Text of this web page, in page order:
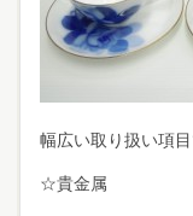
幅広い取り扱い項
☆貴金属